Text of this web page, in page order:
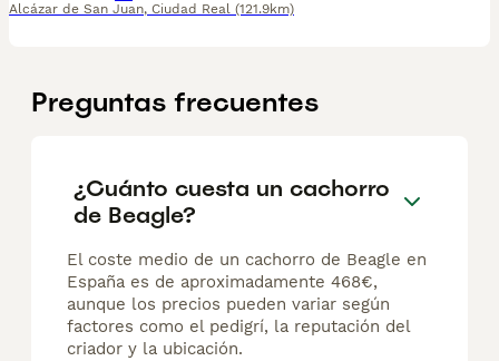
Alcázar de San Juan, Ciudad Real (121.9km)
Preguntas frecuentes
¿Cuánto cuesta un cachorro
de Beagle?
El coste medio de un cachorro de Beagle en
España es de aproximadamente 468€,
aunque los precios pueden variar según
factores como el pedigrí, la reputación del
criador y la ubicación.